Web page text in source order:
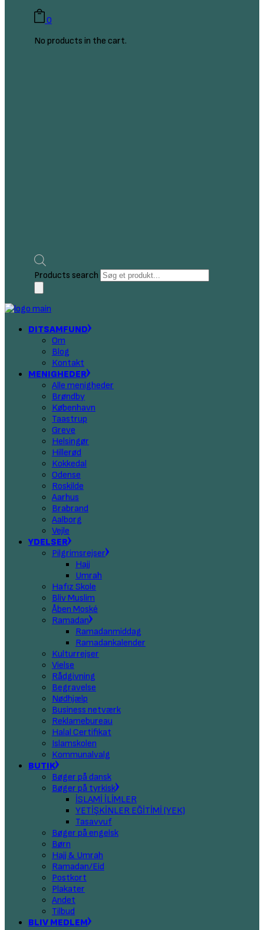
0
No products in the cart.
Products search
DITSAMFUND
Om
Blog
Kontakt
MENIGHEDER
Alle menigheder
Brøndby
København
Taastrup
Greve
Helsingør
Hillerød
Kokkedal
Odense
Roskilde
Aarhus
Brabrand
Aalborg
Vejle
YDELSER
Pilgrimsrejser
Hajj
Umrah
Hafız Skole
Bliv Muslim
Åben Moské
Ramadan
Ramadanmiddag
Ramadankalender
Kulturrejser
Vielse
Rådgivning
Begravelse
Nødhjælp
Business netværk
Reklamebureau
Halal Certifikat
Islamskolen
Kommunalvalg
BUTIK
Bøger på dansk
Bøger på tyrkisk
İSLAMİ İLİMLER
YETİŞKİNLER EĞİTİMİ (YEK)
Tasavvuf
Bøger på engelsk
Børn
Hajj & Umrah
Ramadan/Eid
Postkort
Plakater
Andet
Tilbud
BLIV MEDLEM